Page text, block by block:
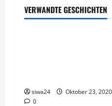
VERWANDTE GESCHICHTEN
Gesunde Ernährung
siwa24
Oktober 23, 2020
0